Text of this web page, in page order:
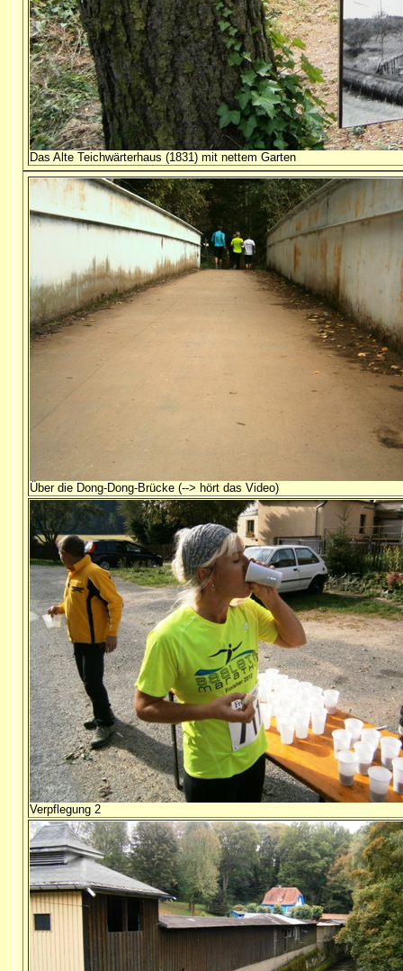
Das Alte Teichwärterhaus (1831) mit nettem Garten
Über die Dong-Dong-Brücke (--> hört das Video)
Verpflegung 2